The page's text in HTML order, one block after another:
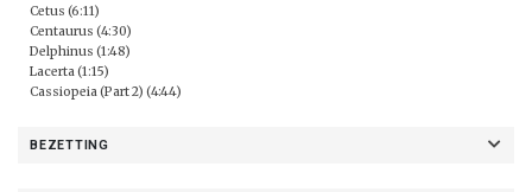
Cetus (6:11)
Centaurus (4:30)
Delphinus (1:48)
Lacerta (1:15)
Cassiopeia (Part 2) (4:44)
BEZETTING